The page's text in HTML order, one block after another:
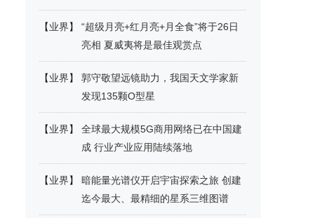
【业界】
“超级月亮+红月亮+月全食”将于26日
亮相 夏威夷将是最佳观赏点
【业界】
郭守敬望远镜助力，我国天文学家新
发现135颗O型星
【业界】
全球最大规模5G商用网络已在中国建
成 行业产业应用陆续落地
【业界】
暗能量光谱仪开启宇宙探索之旅 创建
迄今最大、最精细的星系三维图谱